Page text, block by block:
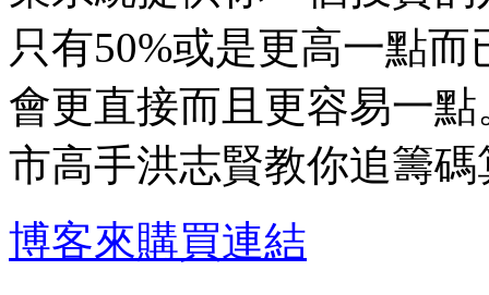
只有50%或是更高一點
會更直接而且更容易一
市高手洪志賢教你追籌
博客來購買連結